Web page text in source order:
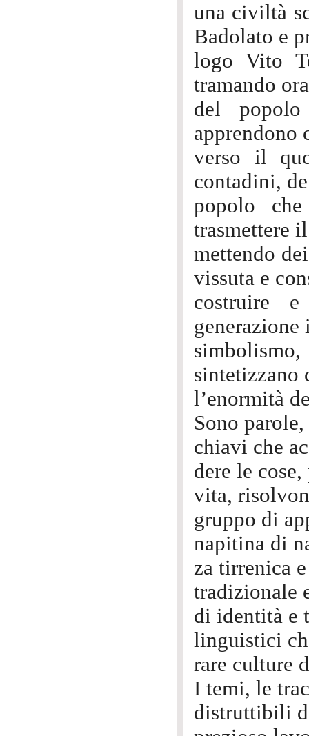
una civiltà
Badolato e
logo Vito
tramando
del
apprendono
verso il
contadini,
popolo
trasmettere
mettendo
vissuta e
costruire
generazione
sintetizzano
l’enormità
Sono
chiavi che
dere le
vita,
gruppo di
napitina di
za tirrenica
tradizionale
di identità e
linguistici
rare culture
I temi, le
distruttibili